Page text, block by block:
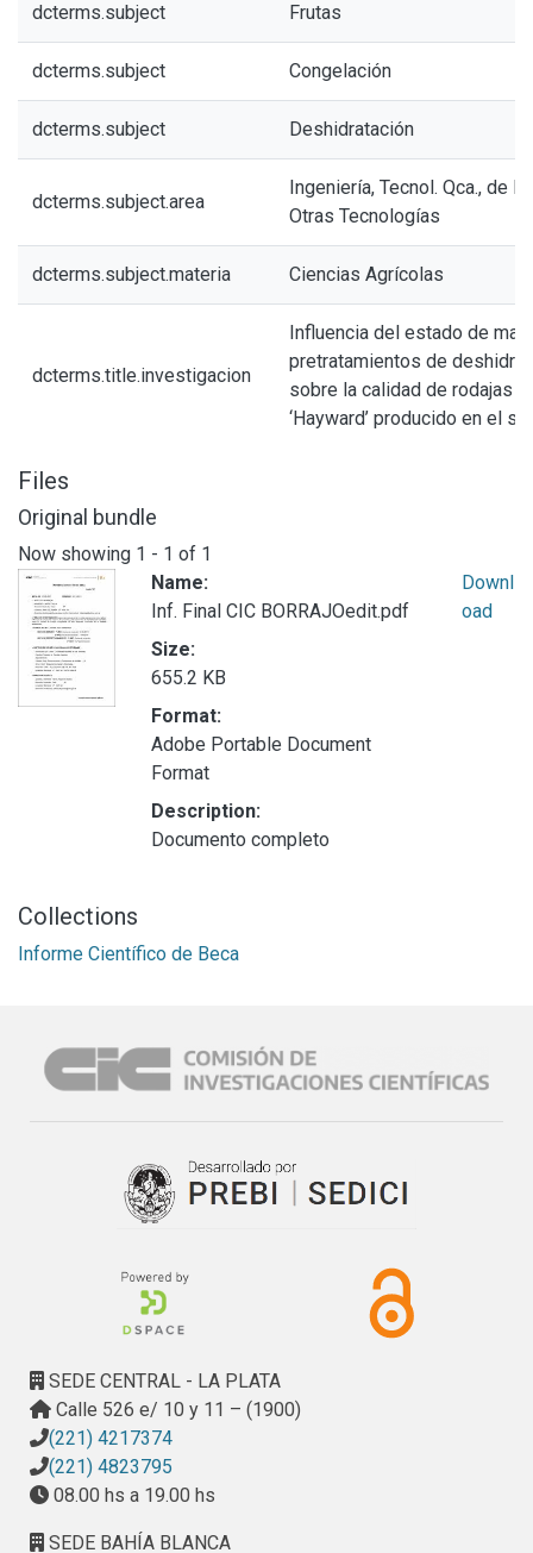
dcterms.subject Frutas
dcterms.subject Congelación
dcterms.subject Deshidratación
dcterms.subject.area
Ingeniería, Tecnol. Qca., de
Otras Tecnologías
dcterms.subject.materia Ciencias Agrícolas
dcterms.title.investigacion
Influencia del estado de
pretratamientos de
sobre la calidad de rodajas
‘Hayward’ producido en el
Files
Original bundle
Now showing 1 - 1 of 1
Name:
Inf. Final CIC BORRAJOedit.pdf
Size:
655.2 KB
Format:
Adobe Portable Document
Format
Description:
Documento completo
Downl
oad
Collections
Informe Científico de Beca
SEDE CENTRAL - LA PLATA
Calle 526 e/ 10 y 11 – (1900)
(221) 4217374
(221) 4823795
08.00 hs a 19.00 hs
SEDE BAHÍA BLANCA